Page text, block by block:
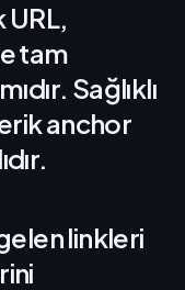
tam
Sağlıklı
anchor
linkleri